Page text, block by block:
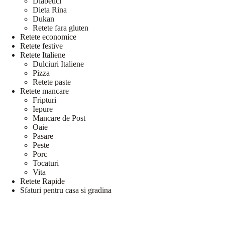
Dieta Rina
Dukan
Retete fara gluten
Retete economice
Retete festive
Retete Italiene
Dulciuri Italiene
Pizza
Retete paste
Retete mancare
Fripturi
Iepure
Mancare de Post
Oaie
Pasare
Peste
Porc
Tocaturi
Vita
Retete Rapide
Sfaturi pentru casa si gradina